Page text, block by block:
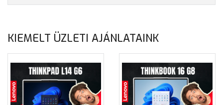
KIEMELT ÜZLETI AJÁNLATAINK